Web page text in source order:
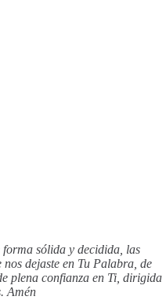
sólida y decidida, las
dejaste en Tu Palabra, de
plena confianza en Ti, dirigida
Amén